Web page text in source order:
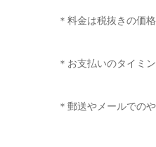
＊料金は税抜きの価
＊お支払いのタイミ
＊郵送やメールでの